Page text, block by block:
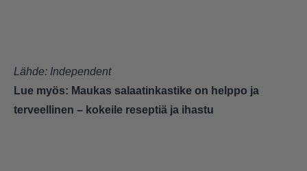
Lähde: Independent
Lue myös: Maukas salaatinkastike on helppo ja
terveellinen – kokeile reseptiä ja ihastu